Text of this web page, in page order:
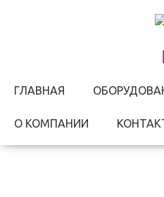
ГЛАВНАЯ
О КОМПАНИИ